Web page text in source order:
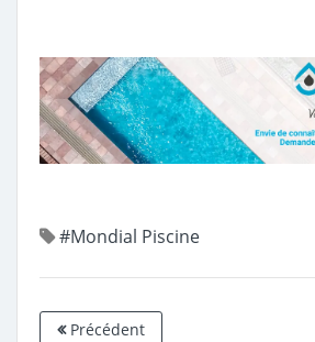
#Mondial Piscine
Précédent